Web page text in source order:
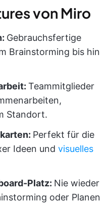
von Miro
Gebrauchsfertige
Brainstorming bis hin
Teammitglieder
Standort.
Perfekt für die
Ideen und visuelles
Platz: Nie wieder
oder Planen